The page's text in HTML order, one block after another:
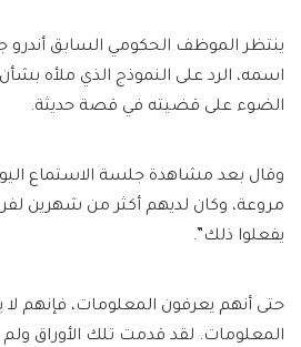
ينتظر الموظف الحكومي السابق أندرو
اسمه، الرد على النموذج الذي ملأه
الضوء على قضيته في قصة حديثة.
وقال بعد مشاهدة جلسة الاستماع
مروعة، وكان لديهم أكثر من شهرين
يفعلوا ذلك”.
حتى أنهم يعرفون المعلومات، فإنهم
المعلومات. لقد قدمت تلك الأوراق ولم